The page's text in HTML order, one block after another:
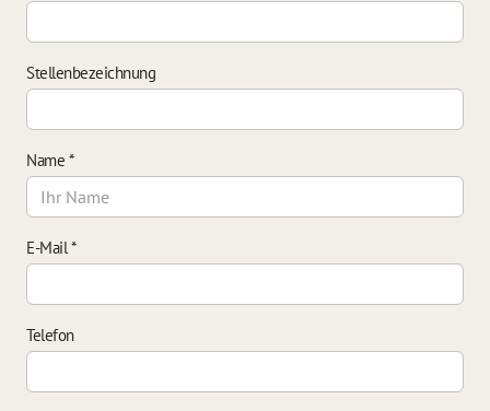
Stellenbezeichnung
Name *
E-Mail*
Telefon